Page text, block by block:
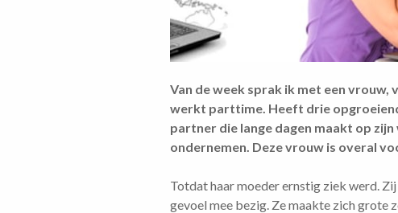
Van de week sprak ik met een vrouw,
werkt parttime. Heeft drie
partner die lange dagen maakt op
ondernemen. Deze vrouw is overal
Totdat haar moeder ernstig ziek werd.
gevoel mee bezig. Ze maakte zich grote